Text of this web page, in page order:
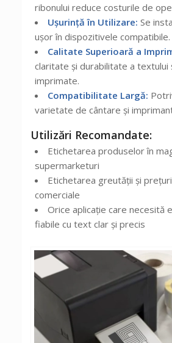
ribonului reduce costurile de
Ușurință în Utilizare: Se
ușor în dispozitivele compatibile.
Calitate Superioară a
claritate și durabilitate a textului
imprimate.
Compatibilitate Largă:
varietate de cântare și
Utilizări Recomandate:
Etichetarea produselor în
supermarketuri
Etichetarea greutății și
comerciale
Orice aplicație care necesită
fiabile cu text clar și precis